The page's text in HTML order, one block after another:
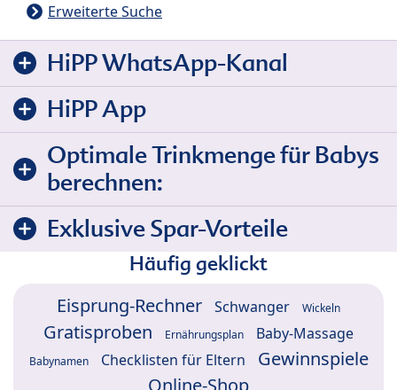
Erweiterte Suche
HiPP WhatsApp-Kanal
HiPP App
Optimale Trinkmenge für Babys
berechnen:
Exklusive Spar-Vorteile
Häufig geklickt
Eisprung-Rechner Schwanger Wickeln
Gratisproben Ernährungsplan Baby-Massage
Babynamen Checklisten für Eltern
Gewinnspiele
Online-Shop